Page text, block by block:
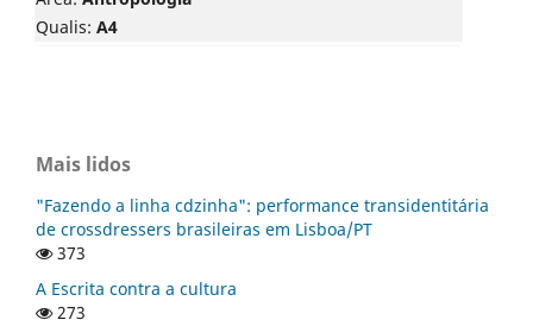
Qualis: A4
Mais lidos
"Fazendo a linha cdzinha": performance transidentitária
de crossdressers brasileiras em Lisboa/PT
373
A Escrita contra a cultura
273